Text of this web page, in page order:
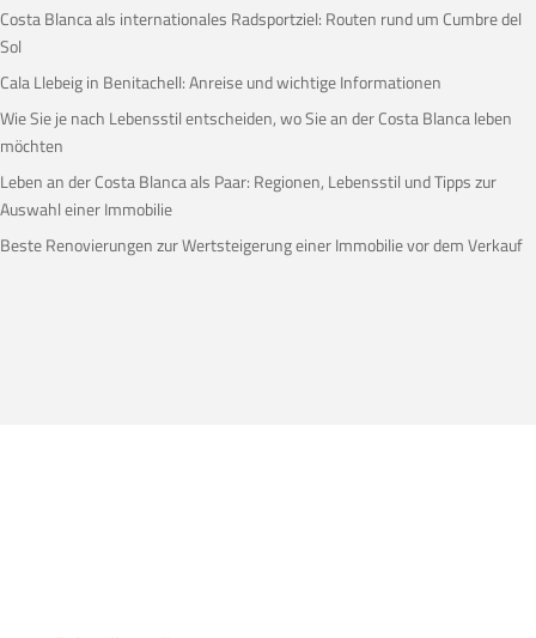
Costa Blanca als internationales Radsportziel: Routen rund um Cumbre del
Sol
Cala Llebeig in Benitachell: Anreise und wichtige Informationen
Wie Sie je nach Lebensstil entscheiden, wo Sie an der Costa Blanca leben
möchten
Leben an der Costa Blanca als Paar: Regionen, Lebensstil und Tipps zur
Auswahl einer Immobilie
Beste Renovierungen zur Wertsteigerung einer Immobilie vor dem Verkauf